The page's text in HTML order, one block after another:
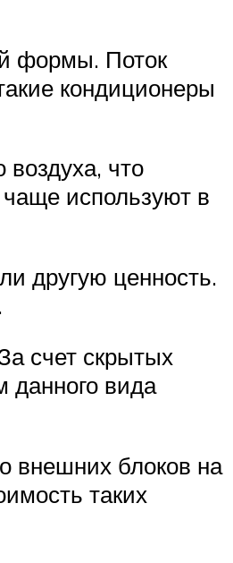
формы. Поток
кондиционеры
что
используют в
другую ценность.
счет скрытых
данного вида
внешних блоков на
таких